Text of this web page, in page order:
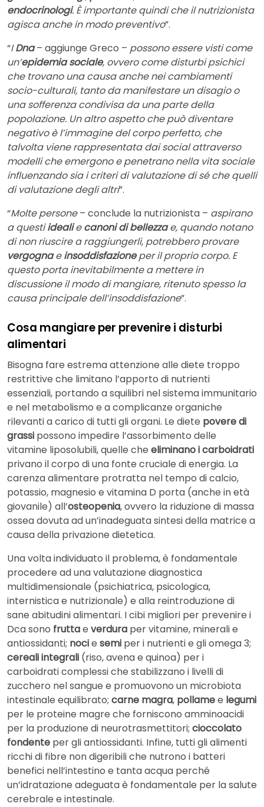
endocrinologi. È importante quindi che il nutrizionista
agisca anche in modo preventivo”.
“IDna– aggiunge Greco – possono essere visti come
un’epidemia sociale, ovvero come disturbi psichici
che trovano una causa anche nei cambiamenti
socio-culturali, tanto da manifestare un disagio o
una sofferenza condivisa da una parte della
popolazione. Un altro aspetto che può diventare
negativo è l’immagine del corpo perfetto, che
talvolta viene rappresentata dai social attraverso
modelli che emergono e penetrano nella vita sociale
influenzando sia i criteri di valutazione di sé che quelli
di valutazione degli altri”.
“Molte persone– conclude la nutrizionista – aspirano
a questiidealiecanoni di bellezzae, quando notano
di non riuscire a raggiungerli, potrebbero provare
vergognaeinsoddisfazioneper il proprio corpo. E
questo porta inevitabilmente a mettere in
discussione il modo di mangiare, ritenuto spesso la
causa principale dell’insoddisfazione”.
Cosa mangiare per prevenire i disturbi
alimentari
Bisogna fare estrema attenzione alle diete troppo
restrittive che limitano l’apporto di nutrienti
essenziali, portando a squilibri nel sistema immunitario
e nel metabolismo e a complicanze organiche
rilevanti a carico di tutti gli organi. Le diete povere di
grassi possono impedire l’assorbimento delle
vitamine liposolubili, quelle che eliminano i carboidrati
privano il corpo di una fonte cruciale di energia. La
carenza alimentare protratta nel tempo di calcio,
potassio, magnesio e vitamina D porta (anche in età
giovanile) all’osteopenia, ovvero la riduzione di massa
ossea dovuta ad un’inadeguata sintesi della matrice a
causa della privazione dietetica.
Una volta individuato il problema, è fondamentale
procedere ad una valutazione diagnostica
multidimensionale (psichiatrica, psicologica,
internistica e nutrizionale) e alla reintroduzione di
sane abitudini alimentari. I cibi migliori per prevenire i
Dca sono fruttae verdura per vitamine, minerali e
antiossidanti; nocie semi per i nutrienti e gli omega 3;
cereali integrali (riso, avena e quinoa) per i
carboidrati complessi che stabilizzano i livelli di
zucchero nel sangue e promuovono un microbiota
intestinale equilibrato; carne magra, pollamee legumi
per le proteine magre che forniscono amminoacidi
per la produzione di neurotrasmettitori; cioccolato
fondente per gli antiossidanti. Infine, tutti gli alimenti
ricchi di fibre non digeribili che nutrono i batteri
benefici nell’intestino e tanta acqua perché
un’idratazione adeguata è fondamentale per la salute
cerebrale e intestinale.